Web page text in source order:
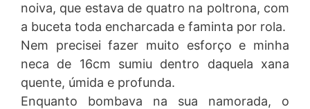
noiva, que estava de quatro na poltrona, com
a buceta toda encharcada e faminta por rola.
Nem precisei fazer muito esforço e minha
neca de 16cm sumiu dentro daquela xana
quente, úmida e profunda.
Enquanto bombava na sua namorada, o